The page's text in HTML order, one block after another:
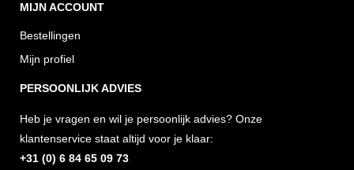
s
t
a
g
r
a
m
c
e
b
o
k
k
k
MIJN ACCOUNT
Bestellingen
Mijn profiel
PERSOONLIJK ADVIES
Heb je vragen en wil je persoonlijk advies? Onze
klantenservice staat altijd voor je klaar:
+31 (0) 6 84 65 09 73